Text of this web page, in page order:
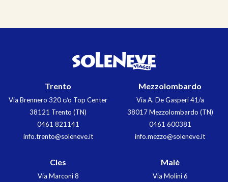
Trento
Via Brennero 320 c/o Top Center
38121 Trento (TN)
0461 821141
info.trento@soleneve.it
Mezzolombardo
Via A. De Gasperi 41/a
38017 Mezzolombardo (TN)
0461 600381
info.mezzo@soleneve.it
Cles
Via Marconi 8
Malè
Via Molini 6